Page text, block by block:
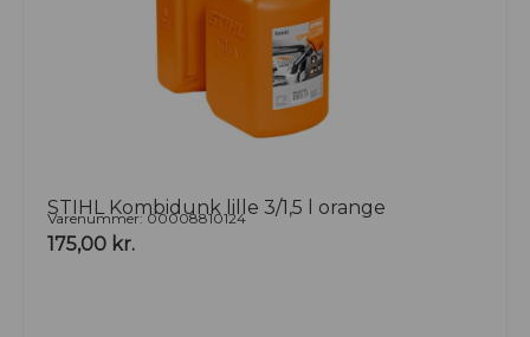
STIHL Kombidunk lille 3/1,5 l orange
Varenummer: 00008810124
175,00 kr.